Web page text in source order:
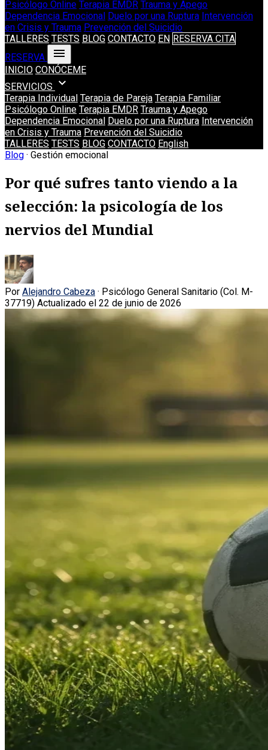
Psicólogo Online Terapia EMDR Trauma y Apego
Dependencia Emocional Duelo por una Ruptura Intervención
en Crisis y Trauma Prevención del Suicidio
TALLERES TESTS BLOG CONTACTO EN RESERVA CITA
RESERVA
menu
INICIO CONÓCEME
SERVICIOS expand_more
Terapia Individual Terapia de Pareja Terapia Familiar
Psicólogo Online Terapia EMDR Trauma y Apego
Dependencia Emocional Duelo por una Ruptura Intervención
en Crisis y Trauma Prevención del Suicidio
TALLERES TESTS BLOG CONTACTO English
Blog · Gestión emocional
Por qué sufres tanto viendo a la
selección: la psicología de los
nervios del Mundial
Por Alejandro Cabeza · Psicólogo General Sanitario (Col. M-
37719) Actualizado el 22 de junio de 2026